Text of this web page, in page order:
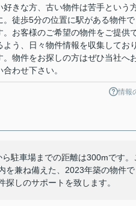
好きな方、古い物件は苦手という
。徒歩5分の位置に駅がある物件で
。お客様のご希望の物件をご提供
よう、日々物件情報を収集してお
。物件をお探しの方はぜひ当社へ
合わせ下さい。
情報
駐車場までの距離は300mです。
を兼ね備えた、2023年築の物件で
しのサポートを致します。